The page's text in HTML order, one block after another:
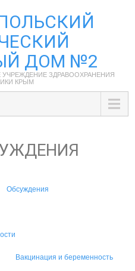
ДОМ №2
ЗДРАВООХРАНЕНИЯ
КРЫМ
Обсуждения
Вакцинация и беременность